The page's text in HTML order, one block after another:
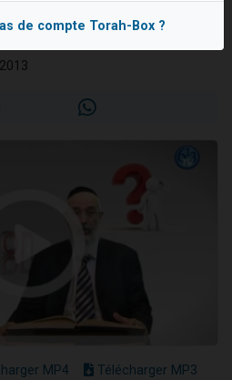
vient de donner son Maasser
MP4 Télécharger MP3
de compte Torah-Box ?